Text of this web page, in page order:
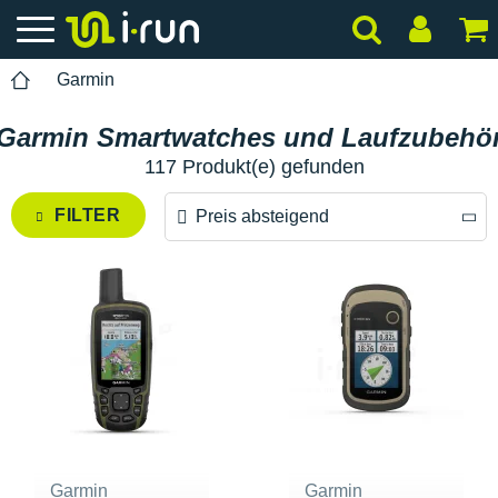
Garmin
Smartwatches und
117 Produkt(e) gefunden
FILTER Preis absteigend
Garmin Garmin